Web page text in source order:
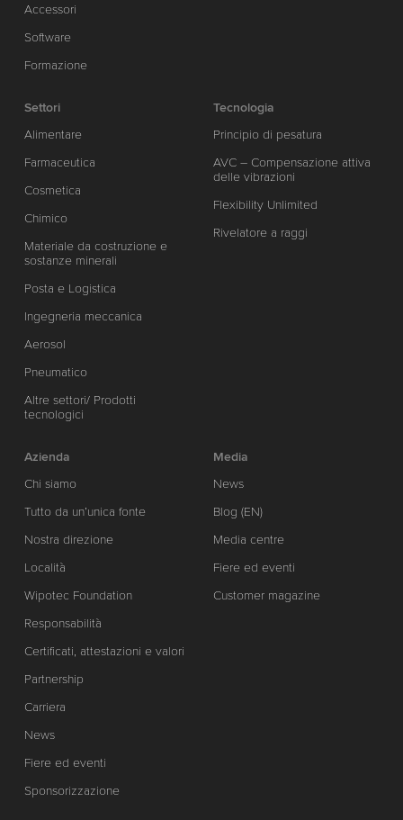
Accessori
Software
Formazione
Settori
Alimentare
Farmaceutica
Cosmetica
Chimico
Materiale da costruzione e
sostanze minerali
Posta e Logistica
Ingegneria meccanica
Aerosol
Pneumatico
Altre settori/ Prodotti
tecnologici
Tecnologia
Principio di pesatura
AVC – Compensazione attiva
delle vibrazioni
Flexibility Unlimited
Rivelatore a raggi
Azienda
Chi siamo
Tutto da un’unica fonte
Nostra direzione
Località
Wipotec Foundation
Responsabilità
Certificati, attestazioni e valori
Partnership
Carriera
News
Fiere ed eventi
Sponsorizzazione
Media
News
Blog (EN)
Media centre
Fiere ed eventi
Customer magazine